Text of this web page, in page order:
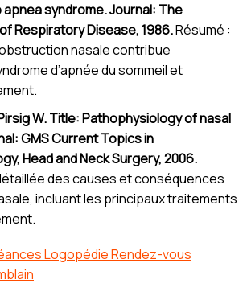
syndrome. Journal: The
Respiratory Disease, 1986.Résumé :
nasale contribue
d’apnée du sommeil et
W. Title: Pathophysiology of nasal
GMS Current Topics in
Head and Neck Surgery, 2006.
des causes et conséquences
incluant les principaux traitements
Logopédie Rendez-vous